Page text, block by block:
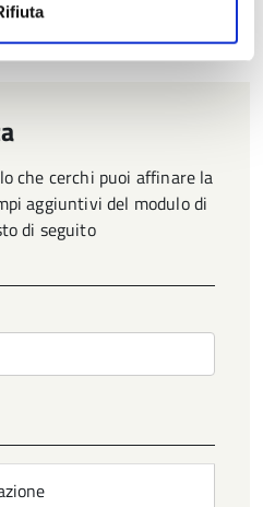
che cerchi puoi affinare la
aggiuntivi del modulo di
di seguito